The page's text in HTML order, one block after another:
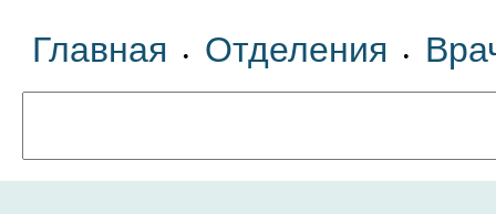
Главная • Отделения •